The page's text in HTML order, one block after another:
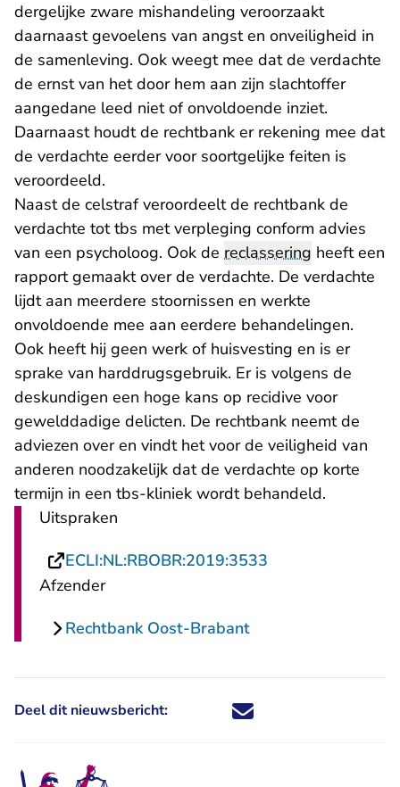
dergelijke zware mishandeling veroorzaakt
daarnaast gevoelens van angst en onveiligheid in
de samenleving. Ook weegt mee dat de verdachte
de ernst van het door hem aan zijn slachtoffer
aangedane leed niet of onvoldoende inziet.
Daarnaast houdt de rechtbank er rekening mee dat
de verdachte eerder voor soortgelijke feiten is
veroordeeld.
Naast de celstraf veroordeelt de rechtbank de
verdachte tot tbs met verpleging conform advies
van een psycholoog. Ook de reclassering heeft een
rapport gemaakt over de verdachte. De verdachte
lijdt aan meerdere stoornissen en werkte
onvoldoende mee aan eerdere behandelingen.
Ook heeft hij geen werk of huisvesting en is er
sprake van harddrugsgebruik. Er is volgens de
deskundigen een hoge kans op recidive voor
gewelddadige delicten. De rechtbank neemt de
adviezen over en vindt het voor de veiligheid van
anderen noodzakelijk dat de verdachte op korte
termijn in een tbs-kliniek wordt behandeld.
Uitspraken
ECLI:NL:RBOBR:2019:3533
Afzender
Rechtbank Oost-Brabant
Deel dit nieuwsbericht: Deel dit nieuwsbericht via X -
Deel dit nieuwsbericht via
Deel dit nieuwsbericht
Deel dit